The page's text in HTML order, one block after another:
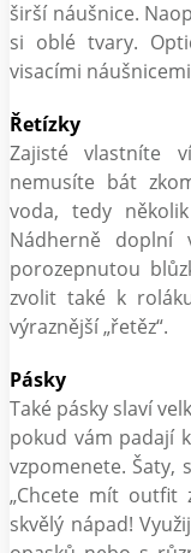
širší náušnice.
si oblé tvary.
visacími
Řetízky
Zajisté vlastníte
nemusíte bát
voda, tedy
Nádherně
porozepnutou
zvolit také k
výraznější „řetěz“.
Pásky
Také pásky slaví
pokud vám padají
vzpomenete. Šaty,
„Chcete mít outfit
skvělý nápad!